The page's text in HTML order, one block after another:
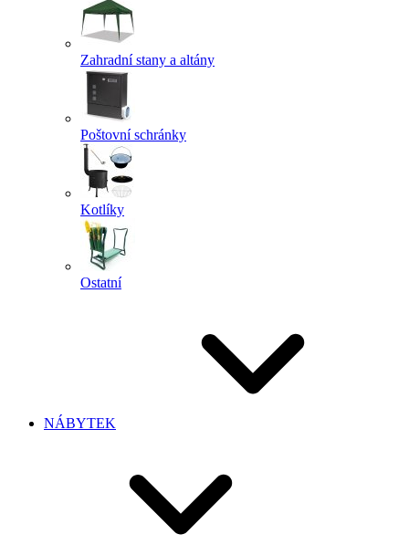
Zahradní stany a altány
Poštovní schránky
Kotlíky
Ostatní
NÁBYTEK